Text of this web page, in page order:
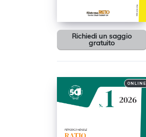
Richiedi un saggio
gratuito
ONLINE